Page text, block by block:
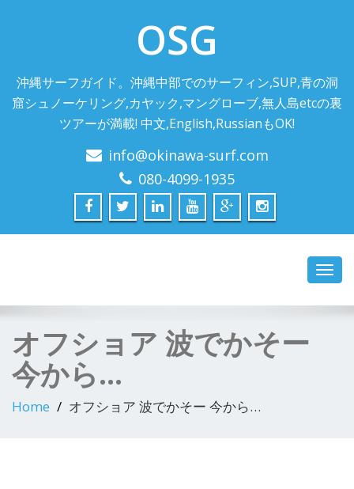
OSG
沖縄サーフガイド。沖縄中部でのサーフィン,SUP,青の洞
窟シュノーケリング,カヤック,マングローブ,無人島etcの裏
ツアーが満載! 中文,English,RussianもOK!
info@okinawa-surf.com
080-4099-1935
オフショア 波でかそー
今から…
Home オフショア 波でかそー 今から…